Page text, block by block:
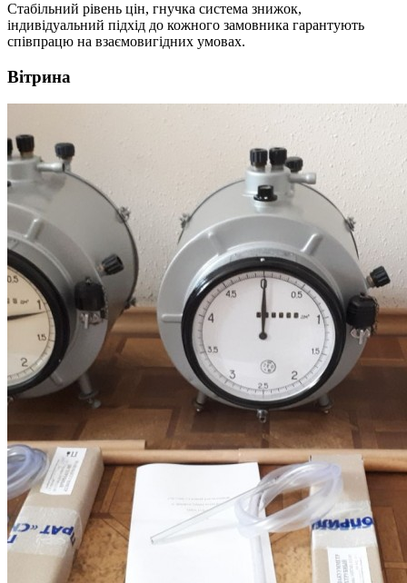
Стабільний рівень цін, гнучка система знижок,
індивідуальний підхід до кожного замовника гарантують
співпрацю на взаємовигідних умовах.
Вітрина